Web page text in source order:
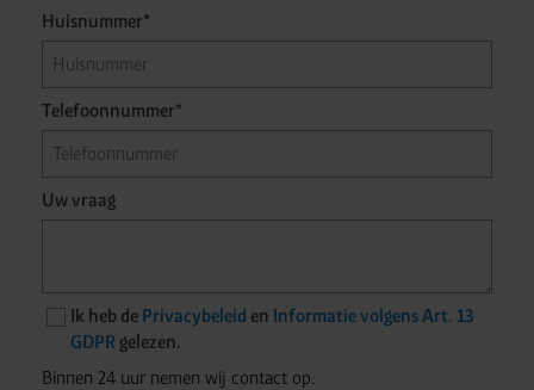
Huisnummer*
Telefoonnummer*
Uw vraag
Ik heb de Privacybeleid en Informatie volgens Art. 13
GDPR gelezen.
Binnen 24 uur nemen wij contact op.